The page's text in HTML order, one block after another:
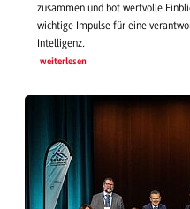
zusammen und bot wertvolle
wichtige Impulse für eine
Intelligenz.
weiterlesen